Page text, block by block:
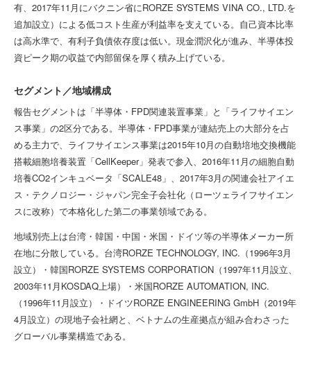
有、2017年11月にバクニン省にRORZE SYSTEMS VINA CO., LTD.を
追加設立）による低コスト生産が利益率を支えている。自己資本比率
は高水準で、有利子負債依存度は低い。現金潤沢化が進み、半導体投
資ピーク期の収益で内部留保を厚く積み上げている。
セグメント／地域構成
報告セグメントは「半導体・FPD関連装置事業」と「ライフサイエン
ス事業」の2区分である。半導体・FPD事業が連結売上の大部分を占
める主力で、ライフサイエンス事業は2015年10月の自動培地交換機能
搭載細胞培養装置「CellKeeper」発表で参入、2016年11月の細胞自動
培養CO2インキュベータ「SCALE48」、2017年3月の関連会社アイエ
ス・テクノロジー・ジャパン完全子会社化（ローツェライフサイエン
スに改称）で本格化した第二の事業領域である。
地域別売上は台湾・韓国・中国・米国・ドイツ等の半導体メーカー所
在地に分散している。台湾RORZE TECHNOLOGY, INC.（1996年3月
設立）・韓国RORZE SYSTEMS CORPORATION（1997年11月設立、
2003年11月KOSDAQ上場）・米国RORZE AUTOMATION, INC.
（1996年11月設立）・ドイツRORZE ENGINEERING GmbH（2019年
4月設立）の現地子会社網と、ベトナムの生産拠点が組み合わさった
グローバル事業構造である。